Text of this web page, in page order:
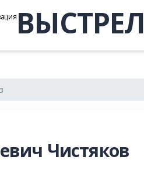
ВЫСТРЕЛ
Чистяков